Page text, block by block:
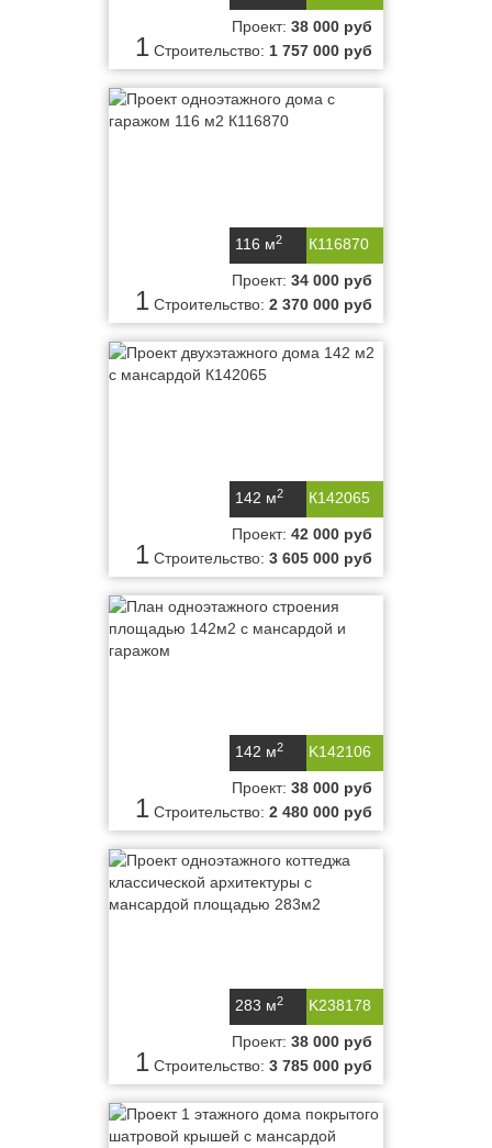
1
Проект: 38 000 руб
Строительство: 1 757 000 руб
К116870
116 м2
1
Проект: 34 000 руб
Строительство: 2 370 000 руб
К142065
142 м2
1
Проект: 42 000 руб
Строительство: 3 605 000 руб
K142106
142 м2
1
Проект: 38 000 руб
Строительство: 2 480 000 руб
K238178
283 м2
1
Проект: 38 000 руб
Строительство: 3 785 000 руб